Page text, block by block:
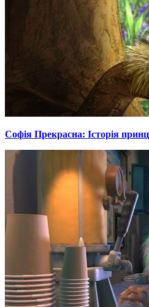
Софія Прекрасна: Історія